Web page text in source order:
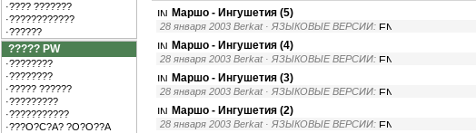
·???? ???????
·????????????
·??????
????? PW
·????????
·????????
·????? ??????
·?????????
·???????????
·???O?C?A? ?O?O??A
Маршо - Ингушетия (5)
28 января 2003 Berkat · ЯЗЫКОВЫЕ ВЕРСИИ:
Маршо - Ингушетия (4)
28 января 2003 Berkat · ЯЗЫКОВЫЕ ВЕРСИИ:
Маршо - Ингушетия (3)
28 января 2003 Berkat · ЯЗЫКОВЫЕ ВЕРСИИ:
Маршо - Ингушетия (2)
28 января 2003 Berkat · ЯЗЫКОВЫЕ ВЕРСИИ: